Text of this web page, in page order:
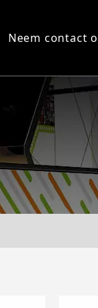
Productoverzicht
Neem contact